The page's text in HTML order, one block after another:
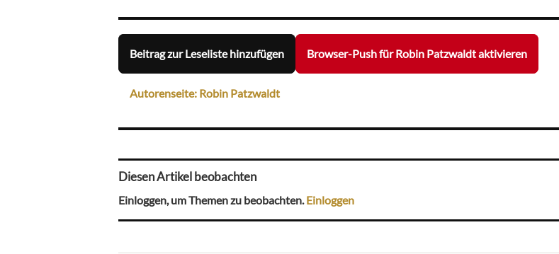
Beitrag zur Leseliste hinzufügen Browser-Push für Robin Patzwaldt aktivieren
Autorenseite: Robin Patzwaldt
Diesen Artikel beobachten
Einloggen, um Themen zu beobachten.Einloggen